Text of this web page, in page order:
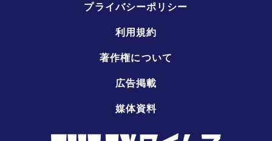
プライバシーポリシー
利用規約
著作権について
広告掲載
媒体資料